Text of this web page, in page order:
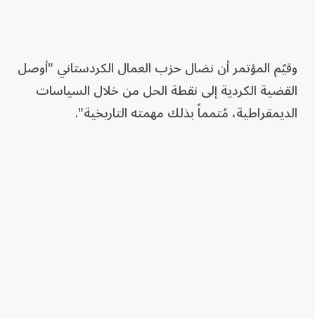
وقيّم المؤتمر أن نضال حزب العمال الكردستاني "أوصل
القضية الكردية إلى نقطة الحل من خلال السياسات
الديمقراطية، مُتمماً بذلك مهمته التاريخية".